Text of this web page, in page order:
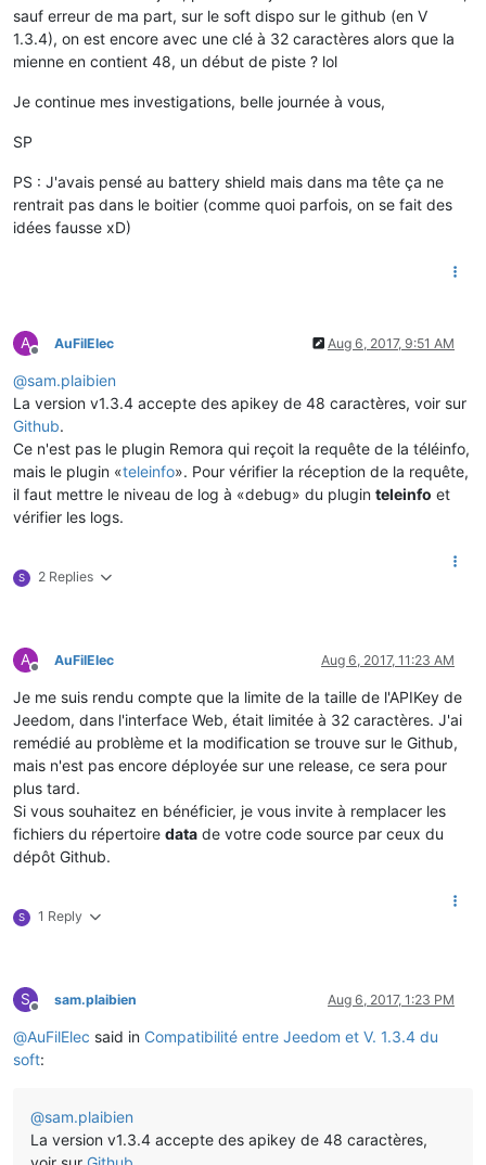
sauf erreur de ma part, sur le soft dispo sur le github (en V
1.3.4), on est encore avec une clé à 32 caractères alors que la
mienne en contient 48, un début de piste ? lol
Je continue mes investigations, belle journée à vous,
SP
PS : J'avais pensé au battery shield mais dans ma tête ça ne
rentrait pas dans le boitier (comme quoi parfois, on se fait des
idées fausse xD)
A
Offline
AuFilElec Aug 6, 2017, 9:51 AM
@sam.plaibien
La version v1.3.4 accepte des apikey de 48 caractères, voir sur
Github.
Ce n'est pas le plugin Remora qui reçoit la requête de la téléinfo,
mais le plugin «teleinfo». Pour vérifier la réception de la requête,
il faut mettre le niveau de log à «debug» du plugin teleinfo et
vérifier les logs.
S 2 Replies
A
Offline
AuFilElec Aug 6, 2017, 11:23 AM
Je me suis rendu compte que la limite de la taille de l'APIKey de
Jeedom, dans l'interface Web, était limitée à 32 caractères. J'ai
remédié au problème et la modification se trouve sur le Github,
mais n'est pas encore déployée sur une release, ce sera pour
plus tard.
Si vous souhaitez en bénéficier, je vous invite à remplacer les
fichiers du répertoire data de votre code source par ceux du
dépôt Github.
S 1 Reply
S
Offline
sam.plaibien Aug 6, 2017, 1:23 PM
@AuFilElec said in Compatibilité entre Jeedom et V. 1.3.4 du
soft:
@sam.plaibien
La version v1.3.4 accepte des apikey de 48 caractères,